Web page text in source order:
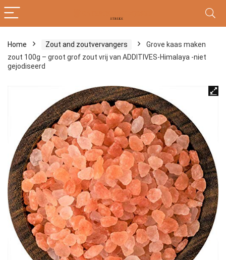
Home Zout and zoutvervangers
Grove kaas maken
zout 100g – groot grof zout vrij van ADDITIVES-Himalaya -niet
gejodiseerd